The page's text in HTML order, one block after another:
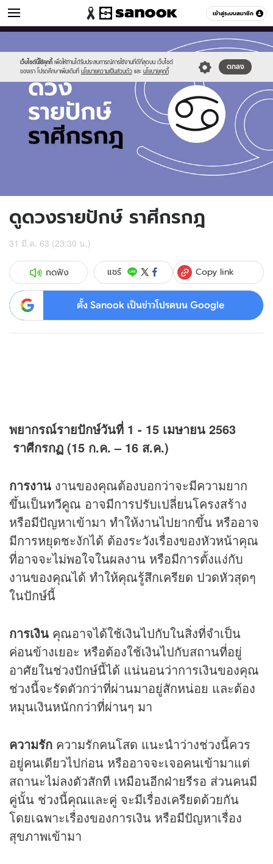
เข้าสู่ระบบสมาชิก
ดูดวง หมวดอื่นๆ
เว็บไซต์นี้ใช้คุกกี้ เพื่อให้ท่านได้รับประสบการณ์การใช้งานที่ดีที่สุดบน เว็บไซต์
ของเรา โปรดศึกษาเพิ่มเติมที่ นโยบายความเป็นส่วนตัว และ นโยบายคุกกี้
ตกลง
new-
sanook.png
cancer.jpg
ดูดวงรายปักษ์ ราศีกรกฎ
31 มี.ค. 63 (23:30 น.)
กดฟัง แชร์ Copy link
ตั้ง Sanook เป็นข่าวโปรดบน Google
พยากรณ์รายปักษ์วันที่ 1 - 15 เมษายน 2563
ราศีกรกฏ (15 ก.ค.– 16 ส.ค.)
การงาน งานของคุณต้องบอกว่าจะมีความยาก
ขึ้นเป็นทวีคูณ อาจมีการปรับเปลี่ยนโครงสร้าง
หรือมีปัญหาเข้ามา ทำให้งานไปยากขึ้น หรืออาจ
มีการหยุดชะงักได้ ต้องระวังเรื่องของหัวหน้าคุณ
ที่อาจจะไม่พอใจในผลงาน หรือมีการตั้งแง่กับ
งานของคุณได้ ทำให้คุณรู้สึกเครียด ปวดหัวสุดๆ
ในปักษ์นี้
การเงิน คุณอาจได้ใช้เงินไปกับในสิ่งที่จำเป็น
ค่อนข้างเยอะ หรือต้องใช้เงินไปกับสถานที่อยู่
อาศัยในช่วงปักษ์นี้ได้ แน่นอนว่าการเงินของคุณ
ช่วงนี้จะรัดตัวกว่าที่ผ่านมาอยู่สักหน่อย และต้อง
หมุนเงินหนักกว่าที่ผ่านๆ มา
ความรัก ความรักคนโสด แนะนำว่างช่วงนี้ควร
อยู่คนเดียวไปก่อน หรืออาจจะเจอคนเข้ามาแต่
สถานะไม่ลงตัวสักที เหมือนอีกฝ่ายรีรอ ส่วนคนมี
คู่นั้น ช่วงนี้คุณและคู่ จะมีเรื่องเครียดด้วยกัน
โดยเฉพาะเรื่องของการเงิน หรือมีปัญหาเรื่อง
สุขภาพเข้ามา